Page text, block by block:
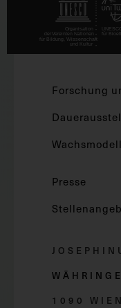
Forschung
Presse
1090 WIEN